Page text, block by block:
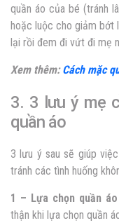
quần áo của bé (tránh
hoặc luộc cho giảm bớt
lại rồi đem đi vứt đi mẹ
Xem thêm:Cách mặc
3. 3 lưu ý mẹ
quần áo
3 lưu ý sau sẽ giúp
tránh các tình huống
1 – Lựa chọn quần
thận khi lựa chọn quần